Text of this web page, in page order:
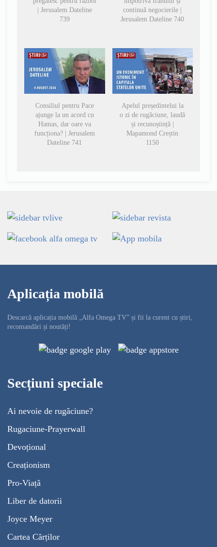
| Jerusalem Dateline
739
continuă negocierile |
Jerusalem Dateline 740
Consiliul pentru Pace
ajunge la un acord cu
Hamas, dar oare va
funcționa? | Jerusalem
Dateline 741
Apelul președintelui la
o zi de rugăciune, laudă
și recunoștință |
Mapamond Creștin
1150
Aplicația mobilă
Descarcă aplicația mobilă „Alfa Omega TV” și fii la curent cu știri,
recomandări și noutăți!
Secțiuni speciale
Ai nevoie de rugăciune?
Rugaciune-Prayerwall
Devoțional
Creaționism
Pro-Viață
Liber de datorii
Joyce Meyer
Cartea Cărților